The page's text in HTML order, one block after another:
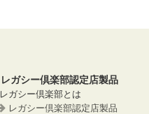
レガシー倶楽部認定店製品
レガシー倶楽部とは
レガシー倶楽部認定店製品